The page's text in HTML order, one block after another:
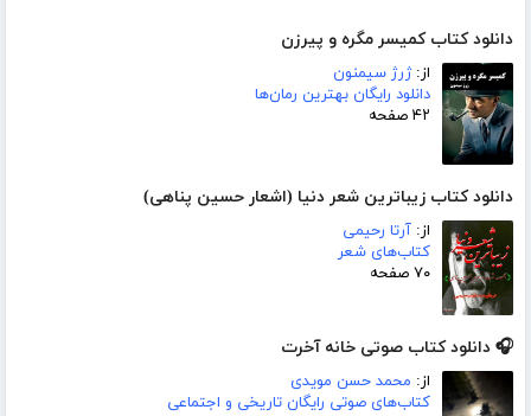
دانلود کتاب کمیسر مگره و پیرزن
از:ژرژ سیمنون
دانلود رایگان بهترین رمان‌ها
۴۲ صفحه
دانلود کتاب زیباترین شعر دنیا (اشعار حسین پناهی)
از: آرتا رحیمی
کتاب‌های شعر
۷۰ صفحه
🎧 دانلود کتاب صوتی خانه آخرت
از: محمد حسن مویدی
کتاب‌های صوتی رایگان تاریخی و اجتماعی